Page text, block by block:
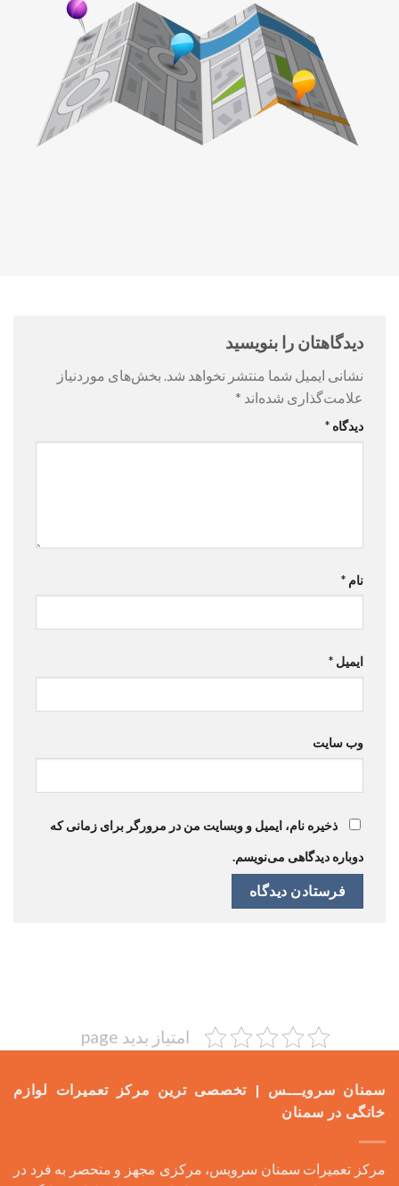
دیدگاهتان را بنویسید
نشانی ایمیل شما منتشر نخواهد شد. بخش‌های موردنیاز
علامت‌گذاری شده‌اند *
دیدگاه *
نام *
ایمیل *
وب‌ سایت
ذخیره نام، ایمیل و وبسایت من در مرورگر برای زمانی که
دوباره دیدگاهی می‌نویسم.
امتیاز بدید page
سمنان سرویـــس | تخصصی ترین مرکز تعمیرات لوازم
خانگی در سمنان
مرکز تعمیرات سمنان سرویس، مرکزی مجهز و منحصر به فرد در